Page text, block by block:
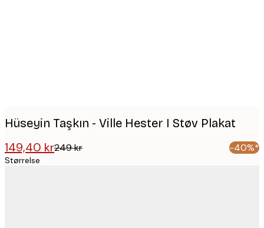
Hüseyin Taşkın - Ville Hester I Støv Plakat
149,40 kr249 kr -40%*
Størrelse